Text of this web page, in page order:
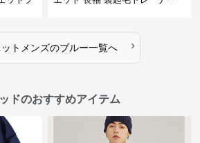
ットメンズのブルー一覧へ ›
ドのおすすめアイテム